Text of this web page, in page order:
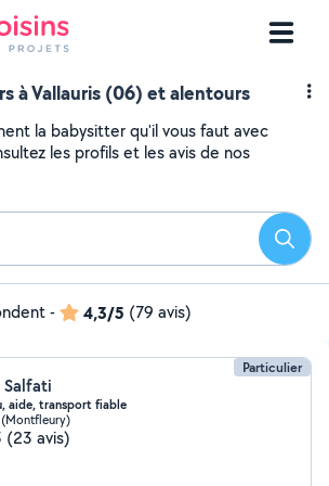
à Vallauris (06) et alentours
la babysitter qu'il vous faut avec
les profils et les avis de nos
- 4,3/5 (79 avis)
Particulier
aide, transport fiable
(Montfleury)
(23 avis)